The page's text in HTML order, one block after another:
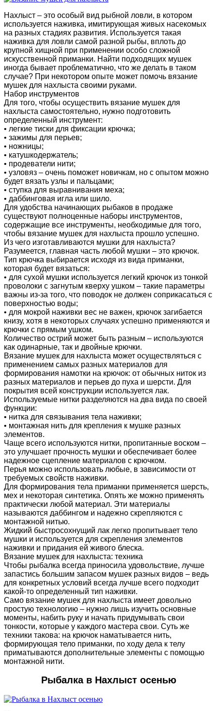
Нахлыст – это особый вид рыбной ловли, в котором
используется наживка, имитирующая живых насекомых
на разных стадиях развития. Используется такая
наживка для ловли самой разной рыбы, вплоть до
крупной хищной при применении особо сложной
искусственной приманки. Найти подходящих мушек
иногда бывает проблематично, что же делать в таком
случае? При некотором опыте может помочь вязание
мушек для нахлыста своими руками.
Набор инструментов
Для того, чтобы осуществить вязание мушек для
нахлыста самостоятельно, нужно подготовить
определенный инструмент:
• легкие тиски для фиксации крючка;
• зажимы для перьев;
• ножницы;
• катушкодержатель;
• продеватели нити;
• узловяз – очень поможет новичкам, но с опытом можно
будет вязать узлы и пальцами;
• ступка для выравнивания меха;
• даббинговая игла или шило.
Для удобства начинающих рыбаков в продаже
существуют полноценные наборы инструментов,
содержащие все инструменты, необходимые для того,
чтобы вязание мушек для нахлыста прошло успешно.
Из чего изготавливаются мушки для нахлыста?
Разумеется, главная часть любой мушки – это крючок.
Тип крючка выбирается исходя из вида приманки,
которая будет вязаться:
• для сухой мушки используется легкий крючок из тонкой
проволоки с загнутым кверху ушком – такие параметры
важны из-за того, что поводок не должен соприкасаться с
поверхностью воды;
• для мокрой наживки вес не важен, крючок загибается
книзу, хотя в некоторых случаях успешно применяются и
крючки с прямым ушком.
Количество острий может быть разным – используются
как одинарные, так и двойные крючки.
Вязание мушек для нахлыста может осуществляться с
применением самых разных материалов для
формирования намотки на крючок: от обычных ниток из
разных материалов и перьев до пуха и шерсти. Для
покрытия всей конструкции используется лак.
Используемые нитки разделяются на два вида по своей
функции:
• нитка для связывания тела наживки;
• монтажная нить для крепления к мушке разных
элементов.
Чаще всего используются нитки, пропитанные воском –
это улучшает прочность мушки и обеспечивает более
надежное сцепление материалов с крючком.
Перья можно использовать любые, в зависимости от
требуемых свойств наживки.
Для формирования тела приманки применяется шерсть,
мех и некоторая синтетика. Опять же можно применять
практически любой материал. Эти материалы
называются даббингом и надежно скрепляются с
монтажной нитью.
Жидкий быстросохнущий лак легко пропитывает тело
мушки и используется для скрепления элементов
наживки и придания ей живого блеска.
Вязание мушек для нахлыста: техника
Чтобы рыбалка всегда приносила удовольствие, лучше
запастись большим запасом мушек разных видов – ведь
для конкретных условий всегда лучше всего подходит
какой-то определенный тип наживки.
Само вязание мушек для нахлыста имеет довольно
простую технологию – нужно лишь изучить основные
моменты, набить руку и начать придумывать свои
тонкости, которые у каждого мастера свои. Суть же
техники такова: на крючок наматывается нить,
формирующая тело приманки, по ходу дела к телу
приматываются дополнительные элементы с помощью
монтажной нити.
Рыбалка в Нахлыст осенью